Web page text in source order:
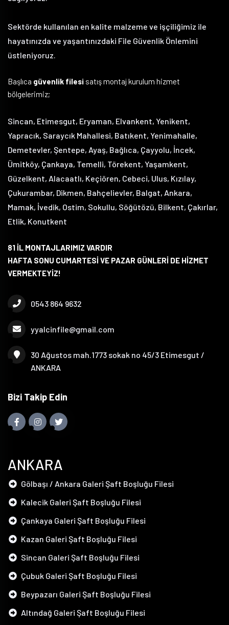
Sektörde kullanılan en kalite malzeme ve işçiliğimiz ile
hayatınızda ve yaşantınızdaki File Güvenlik Önlemini
üstleniyoruz.
Başlıca güvenlik filesi satış montaj kurulum hizmet
bölgelerimiz;
Sincan, Etimesgut, Eryaman, Elvankent, Yenikent,
Yapracık, Saraycık Mahallesi, Batıkent, Yenimahalle,
Demetevler, Şentepe, Ayaş, Bağlıca, Çayyolu, İncek,
Ümitköy, Çankaya, Temelli, Törekent, Yaşamkent,
Güzelkent, Alacaatlı, Keçiören, Cebeci, Ulus, Kızılay,
Çukurambar, Dikmen, Bahçelievler, Balgat, Ankara,
Mamak, İvedik, Ostim, Sokullu, Söğütözü, Bilkent, Çakırlar,
Etlik, Konutkent
81 İL MONTAJLARIMIZ VARDIR
HAFTA SONU CUMARTESİ VE PAZAR GÜNLERİ DE HİZMET
VERMEKTEYİZ!
0543 864 9632
yyalcinfile@gmail.com
30 Ağustos mah.1773 sokak no 45/3 Etimesgut /
ANKARA
Bizi Takip Edin
ANKARA
Gölbaşı / Ankara Galeri Şaft Boşluğu Filesi
Kalecik Galeri Şaft Boşluğu Filesi
Çankaya Galeri Şaft Boşluğu Filesi
Kazan Galeri Şaft Boşluğu Filesi
Sincan Galeri Şaft Boşluğu Filesi
Çubuk Galeri Şaft Boşluğu Filesi
Beypazarı Galeri Şaft Boşluğu Filesi
Altındağ Galeri Şaft Boşluğu Filesi